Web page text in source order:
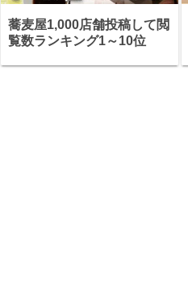
蕎麦屋1,000店舗投稿して閲
覧数ランキング1～10位